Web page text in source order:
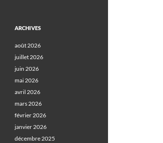
ARCHIVES
août 2026
juillet 2026
juin 2026
mai 2026
avril 2026
mars 2026
février 2026
janvier 2026
décembre 2025